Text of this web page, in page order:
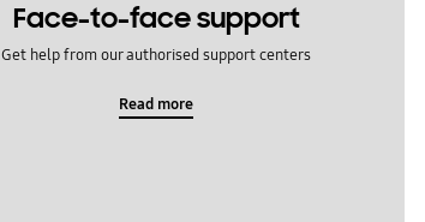
Face-to-face support
Get help from our authorised support centers
Read more